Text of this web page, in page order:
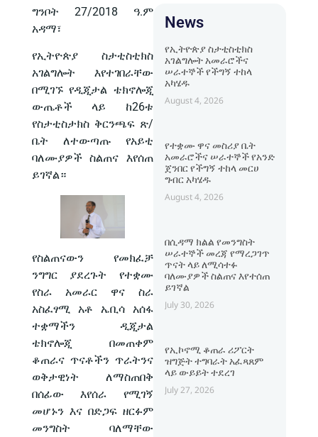
ግንቦት 27/2018 ዓ.ም
አዳማ፣
የኢትዮጵያ ስታቲስቲክስ
አገልግሎት እየተገበራቸው
በሚገኙ የዲጂታል ቴክኖሎጂ
ውጤቶች ላይ ከ26ቱ
የስታቲስታክስ ቅርንጫፍ ጽ/
ቤት ለተውጣጡ የአይቲ
ባለሙያዎች ስልጠና እየሰጠ
ይገኛል።
የስልጠናውን የመክፈቻ
ንግግር ያደረጉት የተቋሙ
የስራ አመራር ዋና ስራ
አስፈፃሚ አቶ ኤቢሳ አሰፋ
ተቋማችን ዲጂታል
ቴክኖሎጂ በመጠቀም
ቆጠራና ጥናቶችን ጥራትንና
ወቅታዊነት ለማስጠበቅ
በሰፊው እየሰራ የሚገኝ
መሆኑን እና በድጋፍ ዘርፉም
መንግስት ባለማቸው
News
የኢትዮጵያ ስታቲስቲክስ
አገልግሎት አመራሮችና
ሠራተኞች የችግኝ ተከላ
አካሄዱ
August 4, 2026
የተቋሙ ዋና መስሪያ ቤት
አመራሮችና ሠራተኞች የአንድ
ጀንበር የችግኝ ተከላ መርሀ
ግብር አካሄዱ
August 4, 2026
በሲዳማ ክልል የመንግስት
ሠራተኞች መረጃ የማረጋገጥ
ጥናት ላይ ለሚሳተፉ
ባለሙያዎች ስልጠና እየተሰጠ
ይገኛል
July 30, 2026
የኢኮኖሚ ቆጠራ ሪፖርት
ዝግጅት ተግባራት አፈጻጸም
ላይ ውይይት ተደረገ
July 27, 2026